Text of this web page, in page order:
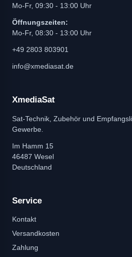
Mo-Fr, 09:30 - 13:00 Uhr
Öffnungszeiten:
Mo-Fr, 08:30 - 13:00 Uhr
+49 2803 803901
info@xmediasat.de
XmediaSat
Sat-Technik, Zubehör und
Gewerbe.
Im Hamm 15
46487 Wesel
Deutschland
Service
Kontakt
Versandkosten
Zahlung